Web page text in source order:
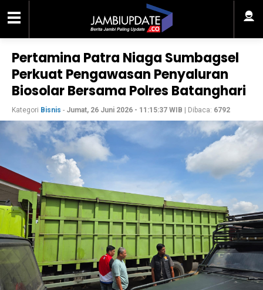
Pertamina Patra Niaga Sumbagsel
Perkuat Pengawasan Penyaluran
Biosolar Bersama Polres Batanghari
Kategori Bisnis - Jumat, 26 Juni 2026 - 11:15:37 WIB | Dibaca: 6792